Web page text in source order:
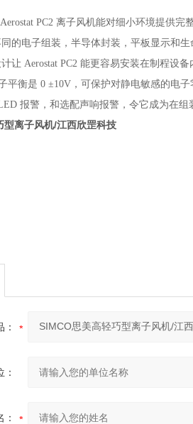
PC2 离子风机能对细小环境提供
的电子组装，半导体封装，平板显示和
让 Aerostat PC2 能更容易安装在制程设
平衡是 0 ±10V，可保护对静电敏感的电
报警，和选配声响报警，令它成为在组
型离子风机/江西欣罡科技
：